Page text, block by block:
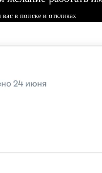
в поиске и откликах